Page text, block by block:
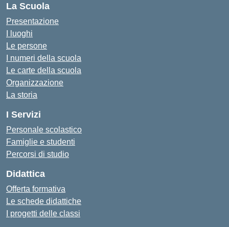
La Scuola
Presentazione
I luoghi
Le persone
I numeri della scuola
Le carte della scuola
Organizzazione
La storia
I Servizi
Personale scolastico
Famiglie e studenti
Percorsi di studio
Didattica
Offerta formativa
Le schede didattiche
I progetti delle classi